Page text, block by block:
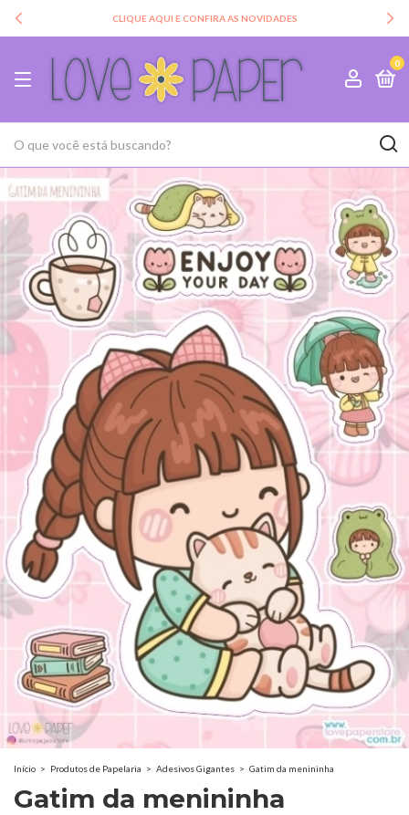
CLIQUE AQUI E CONFIRA AS NOVIDADES
0
Início > Produtos de Papelaria > Adesivos Gigantes > Gatim da menininha
Gatim da menininha